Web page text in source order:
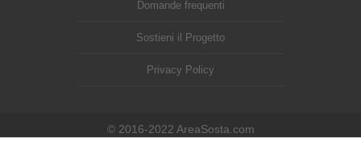
Domande frequenti
Sostieni il Progetto
Privacy Policy
© 2016-2022 AreaSosta.com